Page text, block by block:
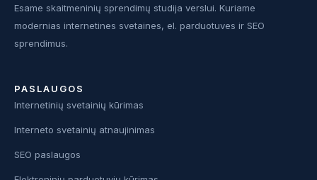
Esame skaitmeninių sprendimų studija verslui. Kuriame
modernias internetines svetaines, el. parduotuves ir SEO
sprendimus.
PASLAUGOS
Internetinių svetainių kūrimas
Interneto svetainių atnaujinimas
SEO paslaugos